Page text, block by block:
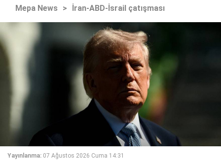
Mepa News > İran-ABD-İsrail çatışması
Yayınlanma: 07 Ağustos 2026 Cuma 14:31